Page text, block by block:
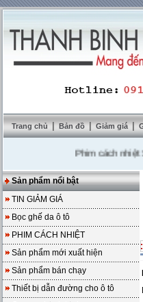
Trang chủ | Bản đồ | Giảm giá |
Phim cách nhiệt
Sản phẩm nổi bật
TIN GIẢM GIÁ
Bọc ghế da ô tô
PHIM CÁCH NHIỆT
Sản phẩm mới xuất hiện
Sản phẩm bán chạy
Thiết bị dẫn đường cho ô tô